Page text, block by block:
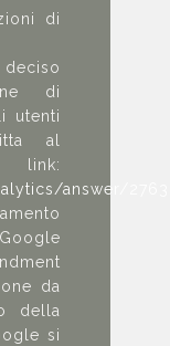
di
deciso
di
utenti
al
answer/
da
della
si